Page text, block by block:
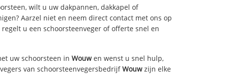
wilt u uw dakpannen, dakkapel of
Aarzel niet en neem direct contact met ons op
regelt u een schoorsteenveger of offerte snel en
uw schoorsteen in Wouwen wenst u snel hulp,
van schoorsteenvegersbedrijfWouwzijn elke